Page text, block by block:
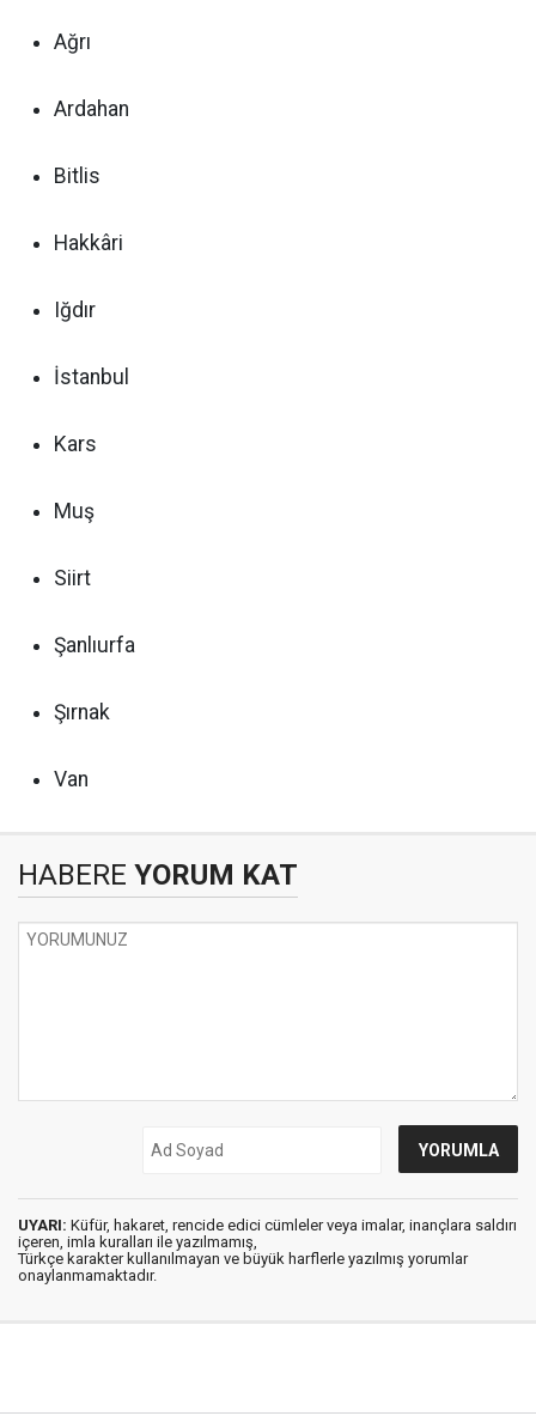
Ağrı
Ardahan
Bitlis
Hakkâri
Iğdır
İstanbul
Kars
Muş
Siirt
Şanlıurfa
Şırnak
Van
HABERE YORUM KAT
UYARI: Küfür, hakaret, rencide edici cümleler veya imalar, inançlara saldırı
içeren, imla kuralları ile yazılmamış,
Türkçe karakter kullanılmayan ve büyük harflerle yazılmış yorumlar
onaylanmamaktadır.